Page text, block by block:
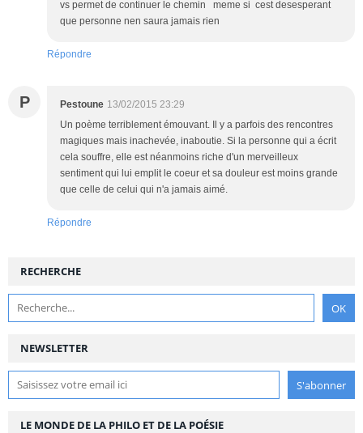
vs permet de continuer le chemin meme si cest desesperant
que personne nen saura jamais rien
Répondre
P Pestoune 13/02/2015 23:29
Un poème terriblement émouvant. Il y a parfois des rencontres
magiques mais inachevée, inaboutie. Si la personne qui a écrit
cela souffre, elle est néanmoins riche d'un merveilleux
sentiment qui lui emplit le coeur et sa douleur est moins grande
que celle de celui qui n'a jamais aimé.
Répondre
NEWSLETTER
RECHERCHE
LE MONDE DE LA PHILO ET DE LA POÉSIE